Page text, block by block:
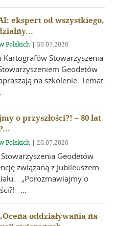
ekspert od wszystkiego,
Polskich | 30.07.2026
Stowarzyszenia
Geodetów
na szkolenie: Temat:
o przyszłości?! – 80 lat
Polskich | 20.07.2026
Geodetów
związaną z Jubileuszem
„Porozmawiajmy o
–…
oddziaływania na